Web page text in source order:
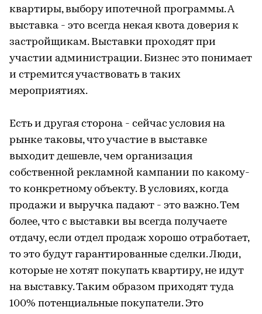
квартиры, выбору ипотечной программы. А
выставка - это всегда некая квота доверия к
застройщикам. Выставки проходят при
участии администрации. Бизнес это понимает
и стремится участвовать в таких
мероприятиях.
Есть и другая сторона - сейчас условия на
рынке таковы, что участие в выставке
выходит дешевле, чем организация
собственной рекламной кампании по какому-
то конкретному объекту. В условиях, когда
продажи и выручка падают - это важно. Тем
более, что с выставки вы всегда получаете
отдачу, если отдел продаж хорошо отработает,
то это будут гарантированные сделки. Люди,
которые не хотят покупать квартиру, не идут
на выставку. Таким образом приходят туда
100% потенциальные покупатели. Это